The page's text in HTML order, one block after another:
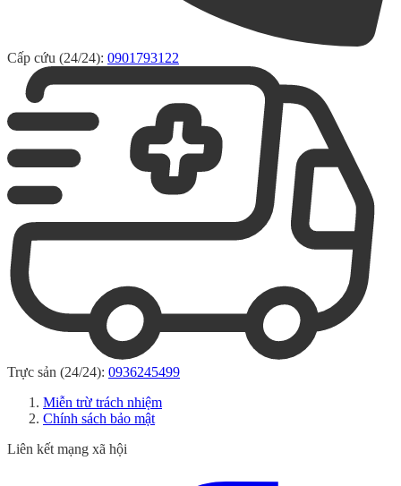
Cấp cứu (24/24): 0901793122
Trực sản (24/24): 0936245499
Miễn trừ trách nhiệm
Chính sách bảo mật
Liên kết mạng xã hội